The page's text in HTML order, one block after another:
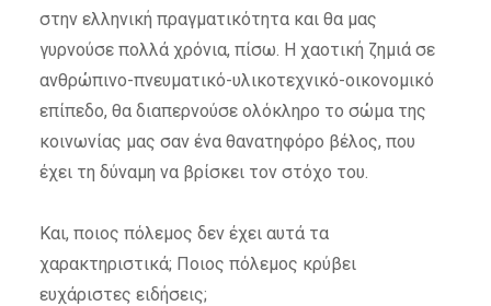
στην ελληνική πραγματικότητα και θα μας
γυρνούσε πολλά χρόνια, πίσω. Η χαοτική ζημιά σε
ανθρώπινο-πνευματικό-υλικοτεχνικό-οικονομικό
επίπεδο, θα διαπερνούσε ολόκληρο το σώμα της
κοινωνίας μας σαν ένα θανατηφόρο βέλος, που
έχει τη δύναμη να βρίσκει τον στόχο του.
Και, ποιος πόλεμος δεν έχει αυτά τα
χαρακτηριστικά; Ποιος πόλεμος κρύβει
ευχάριστες ειδήσεις;